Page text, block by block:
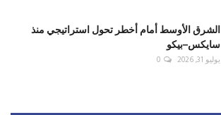
الشرق الأوسط أمام أخطر تحول استراتيجي منذ
سايكس–بيكو
يوليو 31, 2026 0